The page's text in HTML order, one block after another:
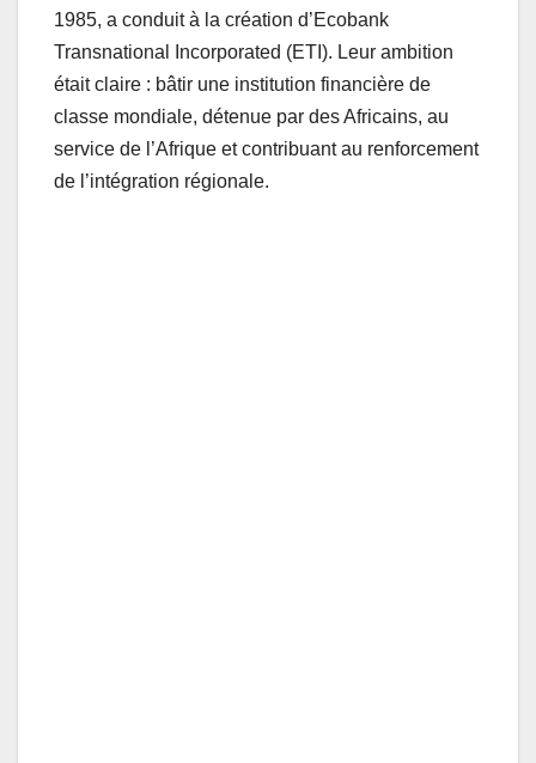
1985, a conduit à la création d’Ecobank
Transnational Incorporated (ETI). Leur ambition
était claire : bâtir une institution financière de
classe mondiale, détenue par des Africains, au
service de l’Afrique et contribuant au renforcement
de l’intégration régionale.